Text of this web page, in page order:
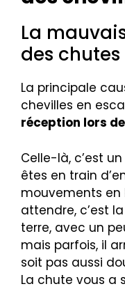
La
des chutes
La principale
chevilles en
réception lors
Celle-là, c’est
êtes en train
mouvements en
attendre, c’est
terre, avec un
mais parfois, il
soit pas aussi
La chute vous a